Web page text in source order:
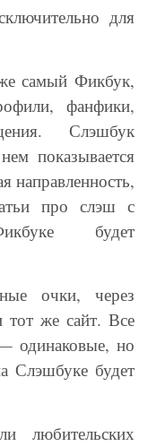
для
самый Фикбук,
фанфики,
Слэшбук
показывается
направленность,
про слэш с
будет
очки, через
же сайт. Все
одинаковые, но
Слэшбуке будет